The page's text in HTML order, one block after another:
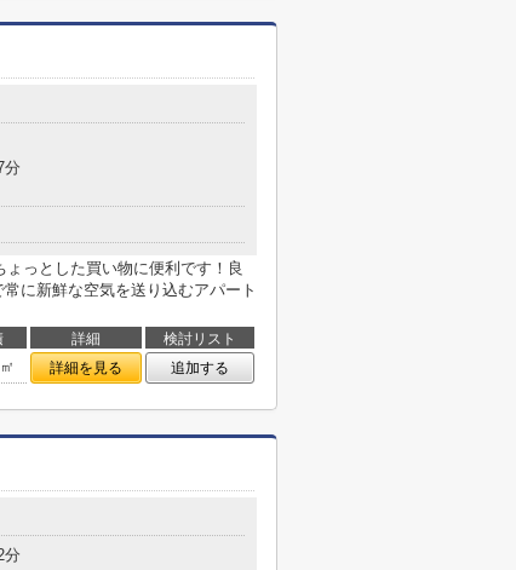
分
っとした買い物に便利です！良
に新鮮な空気を送り込むアパート
詳細
検討リスト
詳細を見る 追加する
分